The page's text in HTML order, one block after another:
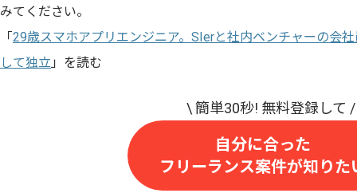
みてください。
「29歳スマホアプリエンジニア。SIerと社内ベンチャーの会
して独立 」を読む
自分に合った
フリーランス案件が知りた